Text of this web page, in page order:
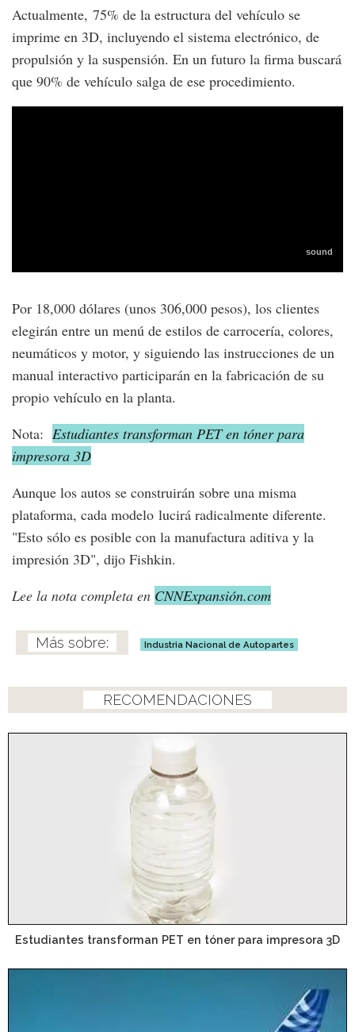
Actualmente, 75% de la estructura del vehículo se
imprime en 3D, incluyendo el sistema electrónico, de
propulsión y la suspensión. En un futuro la firma buscará
que 90% de vehículo salga de ese procedimiento.
Por 18,000 dólares (unos 306,000 pesos), los clientes
elegirán entre un menú de estilos de carrocería, colores,
neumáticos y motor, y siguiendo las instrucciones de un
manual interactivo participarán en la fabricación de su
propio vehículo en la planta.
Nota: Estudiantes transforman PET en tóner para
impresora 3D
Aunque los autos se construirán sobre una misma
plataforma, cada modelo lucirá radicalmente diferente.
"Esto sólo es posible con la manufactura aditiva y la
impresión 3D", dijo Fishkin.
Lee la nota completa en CNNExpansión.com
Industria Nacional de Autopartes
RECOMENDACIONES
Estudiantes transforman PET en tóner para impresora 3D